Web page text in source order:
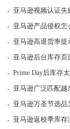
· 亚马逊视频认证失
· 亚马逊产品侵权
· 亚马逊高退货率提
· 亚马逊后台库存
· Prime Day后库存
· 亚马逊广泛匹配越
· 亚马逊万圣节选品
· 亚马逊返校季库